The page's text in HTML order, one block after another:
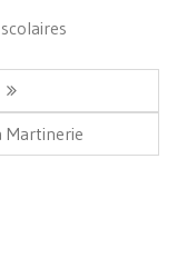
Martinerie